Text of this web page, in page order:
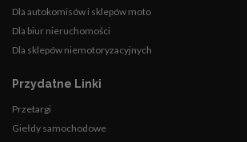
Dla autokomisów i sklepów moto
Dla biur nieruchomości
Dla sklepów niemotoryzacyjnych
Przydatne Linki
Przetargi
Giełdy samochodowe